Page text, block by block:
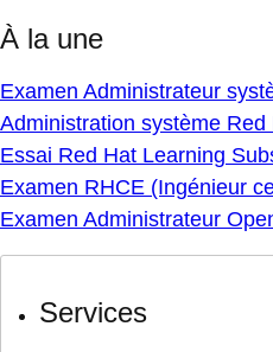
À la une
Examen Administrateur
Administration système Red
Essai Red Hat Learning
Examen RHCE (Ingénieur
Examen Administrateur
Services